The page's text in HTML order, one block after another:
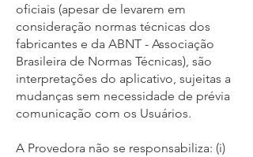
oficiais (apesar de levarem em
consideração normas técnicas dos
fabricantes e da ABNT - Associação
Brasileira de Normas Técnicas), são
interpretações do aplicativo, sujeitas a
mudanças sem necessidade de prévia
comunicação com os Usuários.
A Provedora não se responsabiliza: (i)